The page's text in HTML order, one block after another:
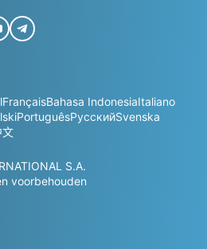
FrançaisBahasa IndonesiaItaliano
PortuguêsРусскийSvenska
文
S.A.
voorbehouden